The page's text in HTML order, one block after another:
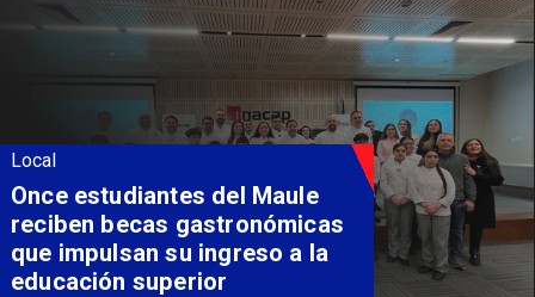
Local
Once estudiantes del Maule
reciben becas gastronómicas
que impulsan su ingreso a la
educación superior